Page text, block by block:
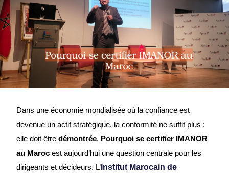
Dans une économie mondialisée où la confiance est
devenue un actif stratégique, la conformité ne suffit plus :
elle doit êtredémontrée. Pourquoi se certifier IMANOR
au Maroc est aujourd’hui une question centrale pour les
dirigeants et décideurs. L’ Institut Marocain de